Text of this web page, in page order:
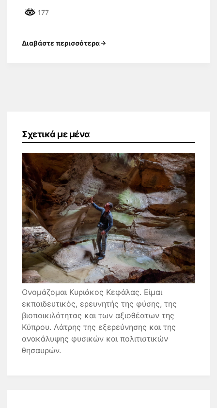
177
Διαβάστε περισσότερα
Σχετικά με μένα
Ονομάζομαι Κυριάκος Κεφάλας. Είμαι
εκπαιδευτικός, ερευνητής της φύσης, της
βιοποικιλότητας και των αξιοθέατων της
Κύπρου. Λάτρης της εξερεύνησης και της
ανακάλυψης φυσικών και πολιτιστικών
θησαυρών.